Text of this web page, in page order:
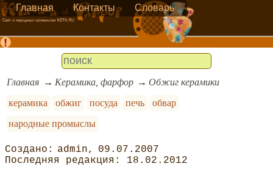
Главная Контакты Словарь
Главная Керамика, фарфор
Обжиг керамики
керамика
обжиг посуда печь
обвар
народные промыслы
admin
09.07.2007
18.02.2012